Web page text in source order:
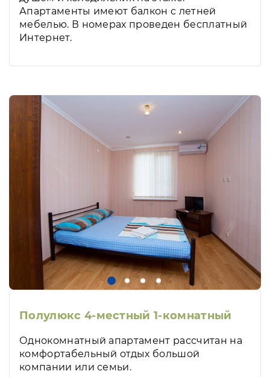
Апартаменты имеют балкон с летней
мебелью. В номерах проведен бесплатный
Интернет.
Полулюкс 4-местный 1-комнатный
Однокомнатный апартамент рассчитан на
комфортабельный отдых большой
компании или семьи.